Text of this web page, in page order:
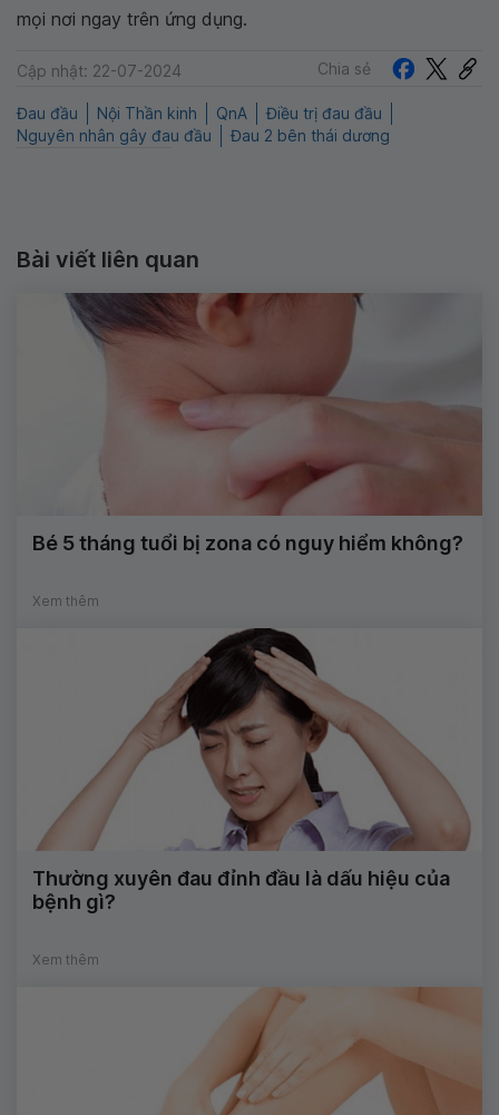
mọi nơi ngay trên ứng dụng.
Cập nhật: 22-07-2024 Chia sẻ
Đau đầu Nội Thần kinh QnA
Điều trị đau đầu
Nguyên nhân gây đau đầu
Đau 2 bên thái dương
Bài viết liên quan
Bé 5 tháng tuổi bị zona có nguy hiểm không?
Xem thêm
Thường xuyên đau đỉnh đầu là dấu hiệu của
bệnh gì?
Xem thêm